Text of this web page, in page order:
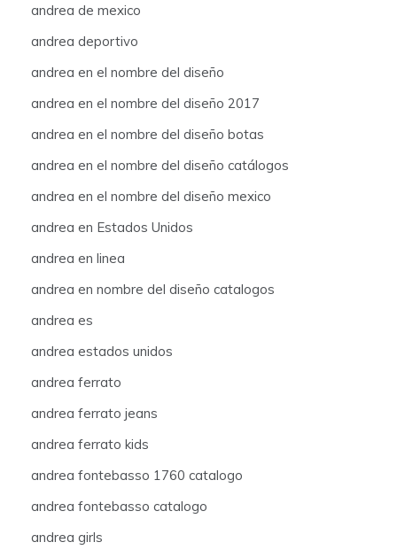
andrea de mexico
andrea deportivo
andrea en el nombre del diseño
andrea en el nombre del diseño 2017
andrea en el nombre del diseño botas
andrea en el nombre del diseño catálogos
andrea en el nombre del diseño mexico
andrea en Estados Unidos
andrea en linea
andrea en nombre del diseño catalogos
andrea es
andrea estados unidos
andrea ferrato
andrea ferrato jeans
andrea ferrato kids
andrea fontebasso 1760 catalogo
andrea fontebasso catalogo
andrea girls